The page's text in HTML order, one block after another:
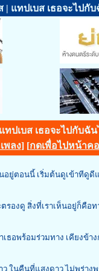
| แทปเบส เธอจะไปกั
ทปเบส เธอจะไปกับฉั
พลง] [กดเพื่อไปหน้าค
นอยู่ตอนนี้ เริ่มต้นดูเข้าทีดูดี
รองดู สิ่งที่เราเห็นอยู่ก็คือ
เธอพร้อมร่วมทาง เคียงข้า
ในคืนที่แสงดาว ไม่พร่าง